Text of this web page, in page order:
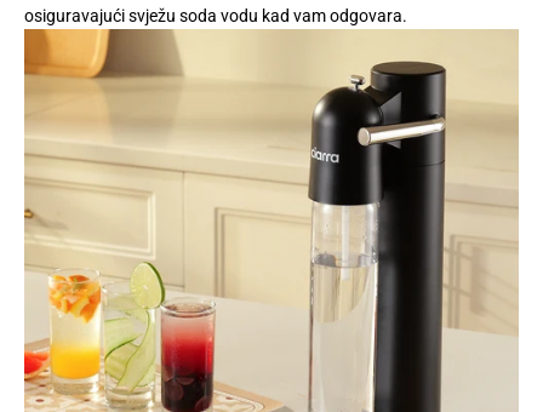
osiguravajući svježu soda vodu kad vam odgovara.